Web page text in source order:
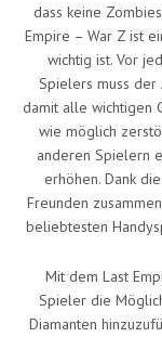
dass keine
Empire – War Z ist
wichtig ist. Vor
Spielers muss
damit alle wichtigen
wie möglich
anderen Spielern
erhöhen. Dank
Freunden
beliebtesten
Mit dem Last
Spieler die
Diamanten